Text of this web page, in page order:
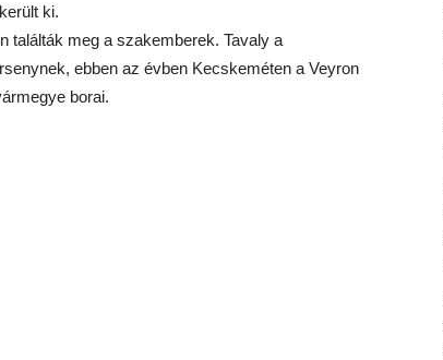
ki.
találták meg a szakemberek. Tavaly a
ebben az évben Kecskeméten a Veyron
borai.